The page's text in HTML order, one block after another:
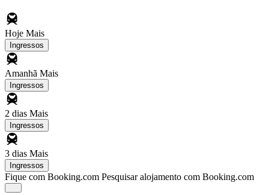
Hoje Mais
Ingressos
Amanhã Mais
Ingressos
2 dias Mais
Ingressos
3 dias Mais
Ingressos
Fique com Booking.com Pesquisar alojamento com Booking.com